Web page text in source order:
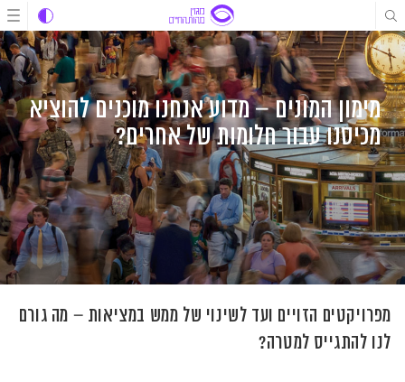
דלג
לתוכן
דלג
לתוכן
דלג
לניווט
מימון המונים – מדוע אנחנו מוכנים להוציא
מכיסנו עבור חלומות של אחרים?
מפרויקטים הזויים ועד לשינוי של ממש במציאות – מה גורם
לנו להתגייס למטרה?